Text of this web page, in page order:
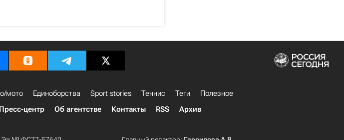
мото Единоборства Sport stories Теннис Теги
Полезное
Пресс-центр Об агентстве Контакты RSS Архив